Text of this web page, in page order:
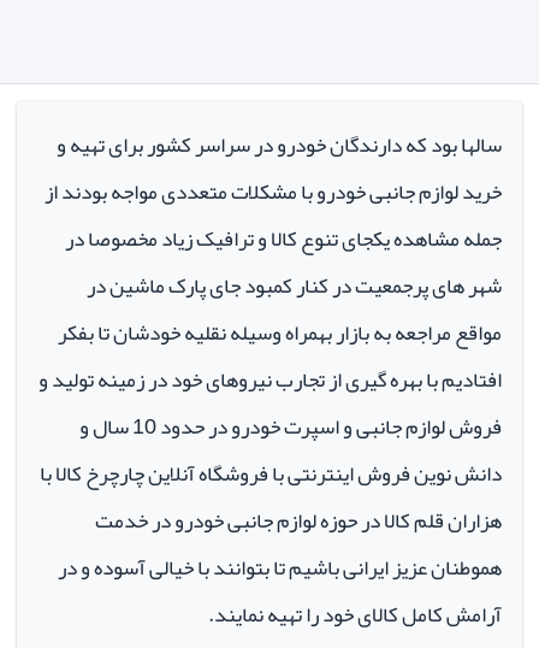
سالها بود که دارندگان خودرو در سراسر کشور برای تهیه و
خرید لوازم جانبی خودرو با مشکلات متعددی مواجه بودند از
جمله مشاهده یکجای تنوع کالا و ترافیک زیاد مخصوصا در
شهر های پرجمعیت در کنار کمبود جای پارک ماشین در
مواقع مراجعه به بازار بهمراه وسیله نقلیه خودشان تا بفکر
افتادیم با بهره گیری از تجارب نیروهای خود در زمینه تولید و
فروش لوازم جانبی و اسپرت خودرو در حدود 10 سال و
دانش نوین فروش اینترنتی با فروشگاه آنلاین چارچرخ کالا با
هزاران قلم کالا در حوزه لوازم جانبی خودرو در خدمت
هموطنان عزیز ایرانی باشیم تا بتوانند با خیالی آسوده و در
آرامش کامل کالای خود را تهیه نمایند.